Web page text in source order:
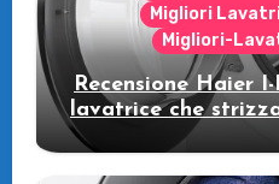
Migliori
Migliori-
Recensione Haier
lavatrice che